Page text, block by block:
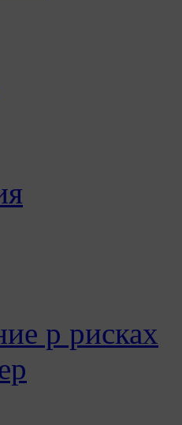
р рисках